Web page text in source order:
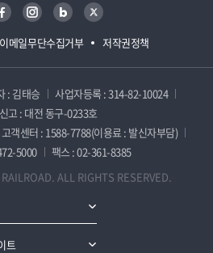
이메일무단수집거부 저작권정책
페이스북 인스타그램 블로그 트위터
: 김태승
사업자등록 : 314-82-10024
고 : 대전 동구-0233호
고객센터 : 1588-7788(이용료 : 발신자부담)
5000
팩스 : 02-361-8385
ALL RIGHTS RESERVED.
트